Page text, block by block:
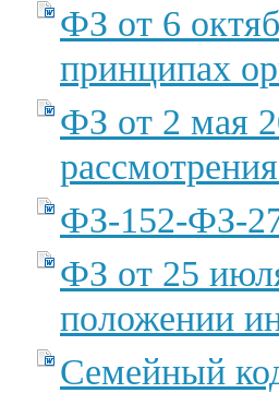
ФЗ от 6
принципах
ФЗ от 2 мая
ФЗ-152-ФЗ-
ФЗ от 25
положении
Семейный